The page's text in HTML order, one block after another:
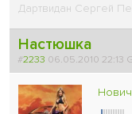
Дартвидан Сергей
Настюшка
#2233 06.05.2010 22:13